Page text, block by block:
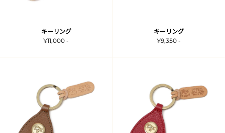
キーリング
¥11,000 -
キーリング
¥9,350 -